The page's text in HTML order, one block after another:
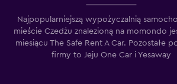
Najpopularniejszą wypożyczalnią
mieście Czedżu znalezioną na momondo
miesiącu The Safe Rent A Car. Pozostałe
firmy to Jeju One Car i Yesaway